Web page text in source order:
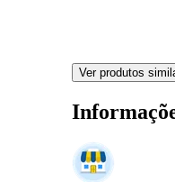
Ver produtos